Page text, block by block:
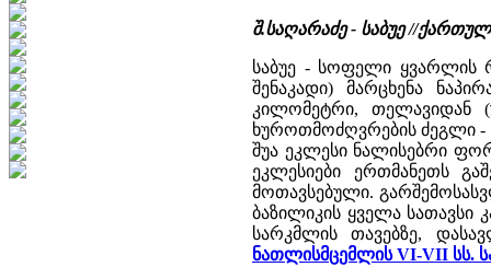
შ.საღარაძე - საბუე //
საბუე - სოფელი ყვარლის
შენაკადი) მარცხენა
კილომეტრი, თელავიდან
ხუროთმოძღვრების ძეგლი -
შუა ეკლესი ნალისებრი
ეკლესიები ერთმანეთს
მოთავსებული.
ბაზილიკის ყველა
სარკმლის თავებზე,
ნათლისმცემლის VI-VII სს.